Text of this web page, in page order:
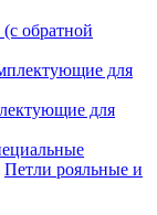
обратной
для
Петли рояльные и